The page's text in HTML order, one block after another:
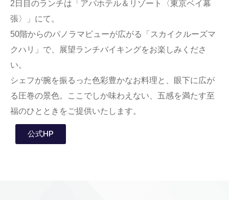
2日目のランチは「アパホテル＆リゾート〈東京ベイ幕
張〉」にて。
50階からのパノラマビューが広がる「スカイクルーズマ
クハリ」で、展望ランチバイキングをお楽しみくださ
い。
シェフが腕を振るった色彩豊かなお料理と、眼下に広が
る圧巻の景色。ここでしか味わえない、五感を満たす至
福のひとときをご提供いたします。
公式HP